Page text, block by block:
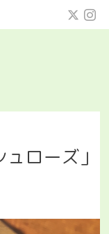
ローズ」